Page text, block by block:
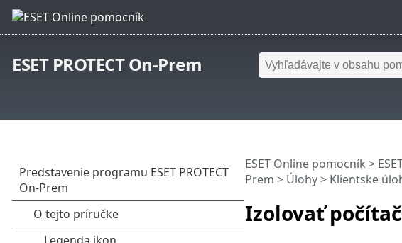
ESET PROTECT On-Prem
Izolovať
ESET Online pomocník >
Prem > Úlohy> Klientske